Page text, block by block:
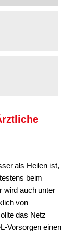
als Heilen ist,
beim
wird auch unter
von
das Netz
Vorsorgen einen